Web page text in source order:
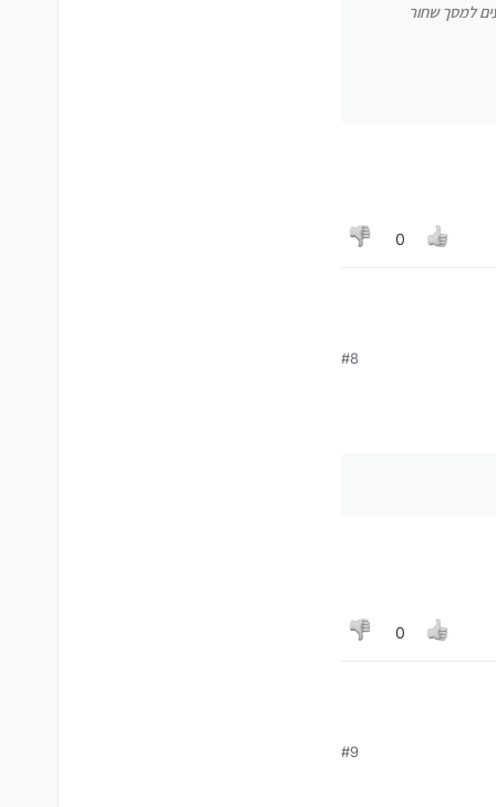
למסך שחור
0
#8
0
#9